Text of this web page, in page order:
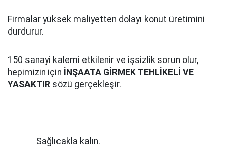
Firmalar yüksek maliyetten dolayı konut üretimini
durdurur.
150 sanayi kalemi etkilenir ve işsizlik sorun olur,
hepimizin için
İNŞAATA GİRMEK TEHLİKELİ VE
YASAKTIR sözü gerçekleşir.
Sağlıcakla kalın.